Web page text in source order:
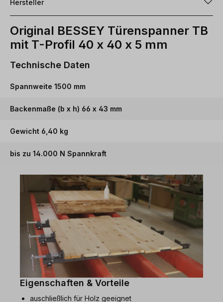
Hersteller
Original BESSEY Türenspanner TB
mit T-Profil 40 x 40 x 5 mm
Technische Daten
Spannweite 1500 mm
Backenmaße (b x h) 66 x 43 mm
Gewicht 6,40 kg
bis zu 14.000 N Spannkraft
Eigenschaften & Vorteile
auschließlich für Holz geeignet